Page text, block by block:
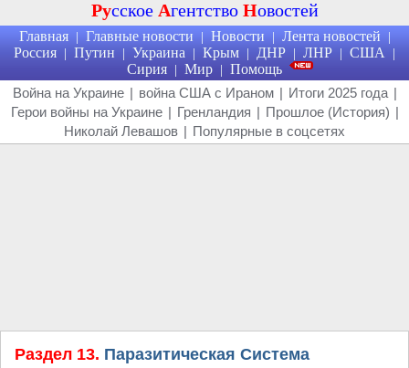
Русское Агентство Новостей
Главная | Главные новости | Новости | Лента новостей |
Россия | Путин | Украина | Крым | ДНР | ЛНР | США |
Сирия | Мир | Помощь
Война на Украине | война США с Ираном | Итоги 2025 года |
Герои войны на Украине | Гренландия | Прошлое (История) |
Николай Левашов | Популярные в соцсетях
Раздел 13. Паразитическая Система